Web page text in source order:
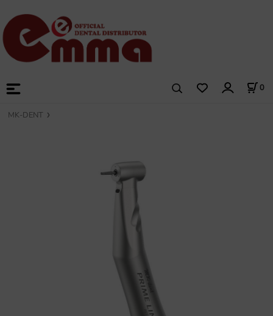
0
MK-DENT